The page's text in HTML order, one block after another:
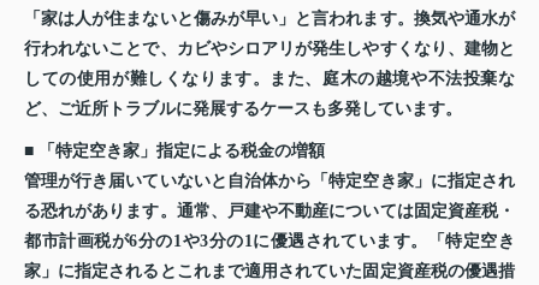
「家は人が住まないと傷みが早い」と言われます。換気や通水が
行われないことで、カビやシロアリが発生しやすくなり、建物と
しての使用が難しくなります。また、庭木の越境や不法投棄な
ど、ご近所トラブルに発展するケースも多発しています。
■ 「特定空き家」指定による税金の増額
管理が行き届いていないと自治体から「特定空き家」に指定され
る恐れがあります。通常、戸建や不動産については固定資産税・
都市計画税が6分の1や3分の1に優遇されています。「特定空き
家」に指定されるとこれまで適用されていた固定資産税の優遇措